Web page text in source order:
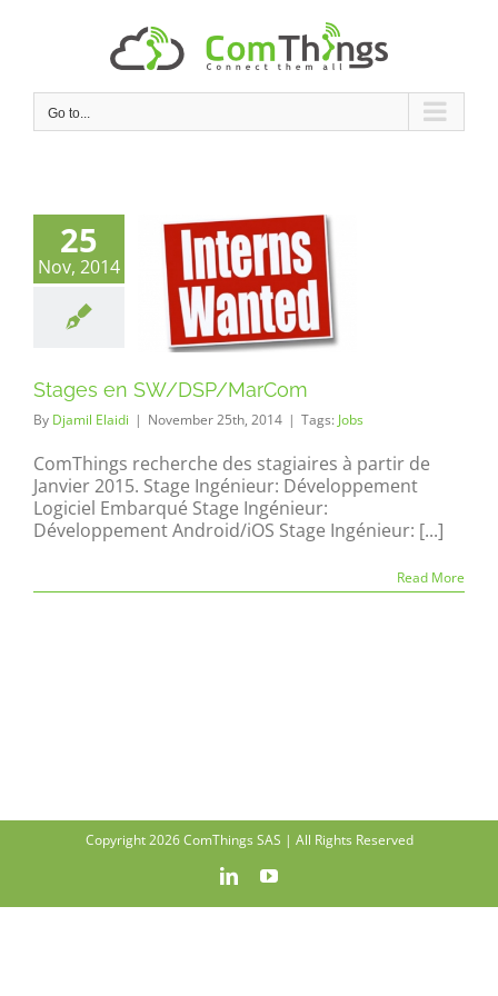
Go to...
25
Nov, 2014
en
Stages en SW/DSP/MarCom
By Djamil Elaidi | November 25th, 2014 | Tags: Jobs
ComThings recherche des stagiaires à partir de
Janvier 2015. Stage Ingénieur: Développement
Logiciel Embarqué Stage Ingénieur:
Développement Android/iOS Stage Ingénieur: [...]
Read More
Copyright 2026 ComThings SAS | All Rights Reserved
LinkedInYouTube